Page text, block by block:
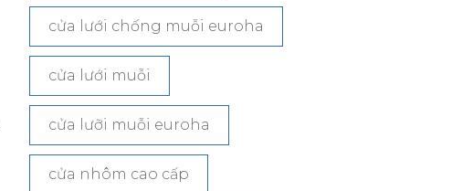
cửa lưới chống muỗi euroha
cửa lưới muỗi
cửa lưỡi muỗi euroha
cửa nhôm cao cấp